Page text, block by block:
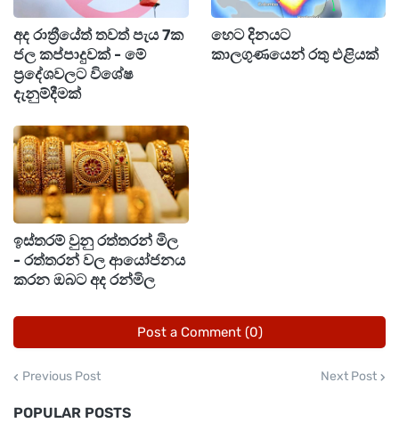
අයදුම්කරුවන්ගේ ප්‍රවේශපත්‍ර ඔවුන්ගේ
අයදුම්පත්‍රවල සඳහන් ලිපිනයටත් තැපැල් මාර්ගයෙන්
යොමු කර ඇති බවයි.
එසේම, ප්‍රවේශපත්‍ර තැපැල් මගින් නොලැබුණු
අපේක්ෂකයින් සඳහා 2026 ජනවාරි 19 දින සිට ශ්‍රී
ලංකා විභාග දෙපාර්තමේන්තුවේ නිල වෙබ් අඩවිය
ඔස්සේ ප්‍රවේශපත්‍ර බාගත කර ගැනීම සඳහා අවශ්‍ය
පහසුකම් සලසා ඇති බව ද එම නිවේදනයේ සඳහන්
වේ.
මෙම විභාගය සම්බන්ධයෙන් වැඩිදුර තොරතුරු
සඳහා ශ්‍රී ලංකා විභාග දෙපාර්තමේන්තුවේ පහත
සඳහන් සන්නිවේදන මාධ්‍ය ඔස්සේ විමසීම් කළ හැකි
අද රාත්‍රීයේත් තවත් පැය 7ක
ජල කප්පාදුවක් - මේ
ප්‍රදේශවලට විශේෂ
දැනුම්දීමක්
හෙට දිනයට
කාලගුණයෙන් රතු එළියක්
ඉස්තරම් වුනු රත්තරන් මිල
- රත්තරන් වල ආයෝජනය
කරන ඔබට අද රන්මිල
Post a Comment (0)
Previous Post Next Post
POPULAR POSTS